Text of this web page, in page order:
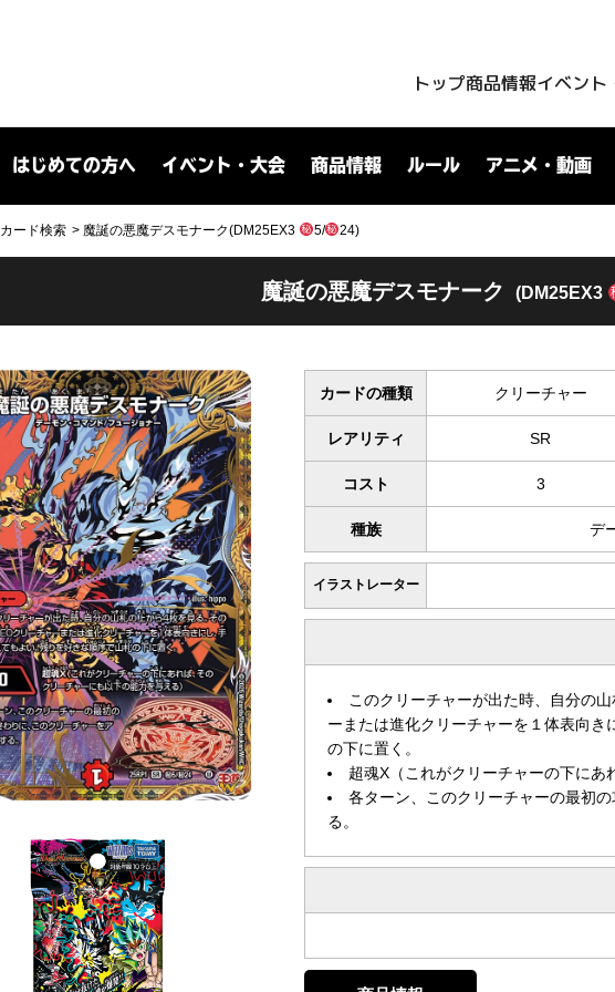
トップ商品情報イベント
はじめての方へ イベント・大会 商品情報 ルール アニメ・動画
カード検索 魔誕の悪魔デスモナーク(DM25EX3 5/ 24)
魔誕の悪魔デスモナーク (DM25EX3
カードの種類 クリーチャー
レアリティ SR
コスト 3
種族 デ
イラストレーター
このクリーチャーが出た時、自分の
ーまたは進化クリーチャーを１体表向
の下に置く。
超魂X（これがクリーチャーの下にあ
各ターン、このクリーチャーの最初
る。